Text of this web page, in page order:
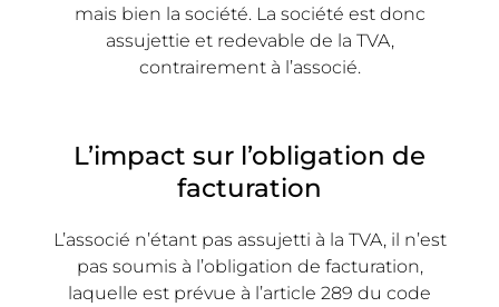
mais bien la société. La société est donc
assujettie et redevable de la TVA,
contrairement à l’associé.
L’impact sur l’obligation de
facturation
L’associé n’étant pas assujetti à la TVA, il n’est
pas soumis à l’obligation de facturation,
laquelle est prévue à l’article 289 du code